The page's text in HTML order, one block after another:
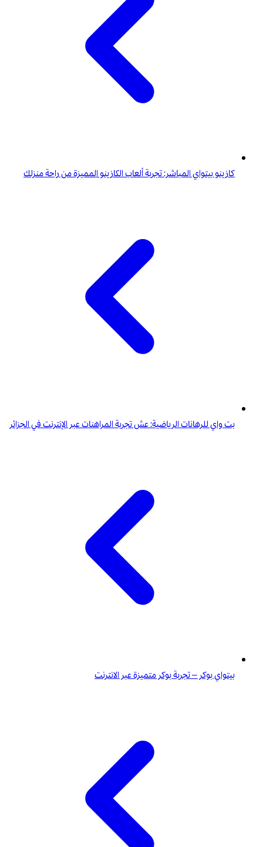
كازينو بيتواي المباشر: تجربة ألعاب الكازينو المميزة من راحة منزلك
بت واي للرهانات الرياضية: عش تجربة المراهنات عبر الإنترنت في الجزائر
بيتواي بوكر – تجربة بوكر متميزة عبر الانترنت